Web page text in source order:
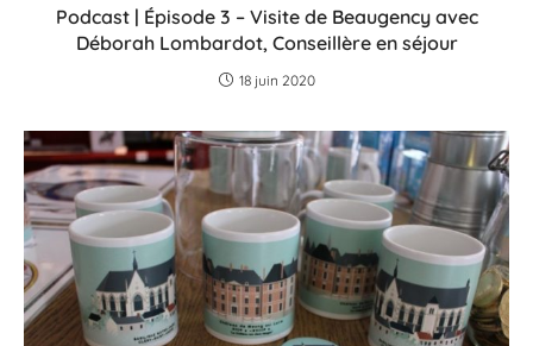
Podcast | Épisode 3 – Visite de Beaugency avec
Déborah Lombardot, Conseillère en séjour
18 juin 2020